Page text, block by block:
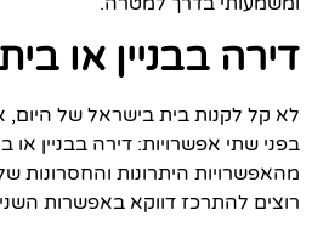
דירה בבניין או
לא קל לקנות בית בישראל של
בפני שתי אפשרויות: דירה בבניין
מהאפשרויות היתרונות
רוצים להתרכז דווקא באפשרות